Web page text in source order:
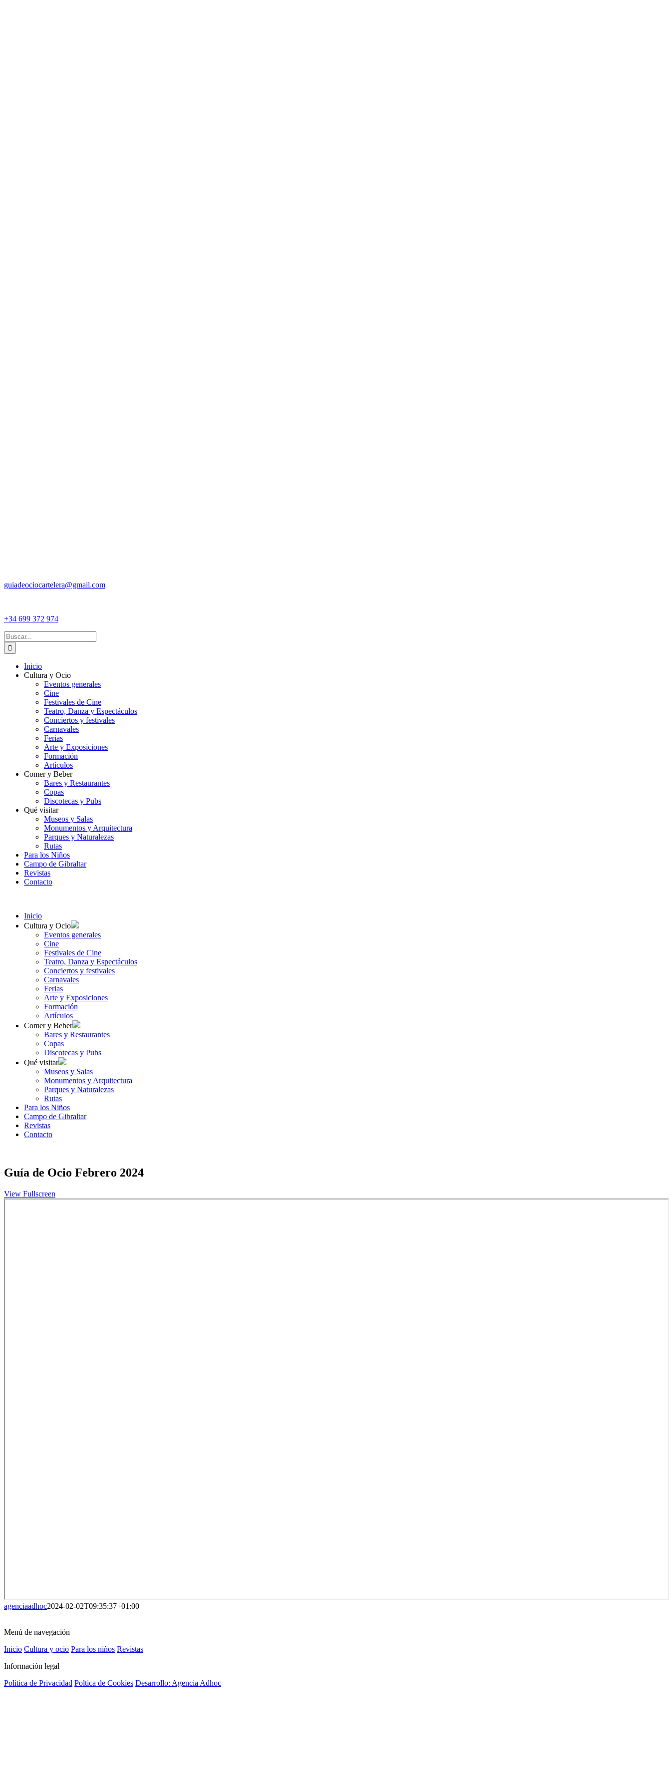
guiadeociocartelera@gmail.com
+34 699 372 974
Buscar:
Inicio
Cultura y Ocio
Eventos generales
Cine
Festivales de Cine
Teatro, Danza y Espectáculos
Conciertos y festivales
Carnavales
Ferias
Arte y Exposiciones
Formación
Artículos
Comer y Beber
Bares y Restaurantes
Copas
Discotecas y Pubs
Qué visitar
Museos y Salas
Monumentos y Arquitectura
Parques y Naturalezas
Rutas
Para los Niños
Campo de Gibraltar
Revistas
Contacto
Inicio
Cultura y Ocio
Eventos generales
Cine
Festivales de Cine
Teatro, Danza y Espectáculos
Conciertos y festivales
Carnavales
Ferias
Arte y Exposiciones
Formación
Artículos
Comer y Beber
Bares y Restaurantes
Copas
Discotecas y Pubs
Qué visitar
Museos y Salas
Monumentos y Arquitectura
Parques y Naturalezas
Rutas
Para los Niños
Campo de Gibraltar
Revistas
Contacto
Guía de Ocio Febrero 2024
View Fullscreen
agenciaadhoc2024-02-02T09:35:37+01:00
Menú de navegación
Inicio Cultura y ocio Para los niños Revistas
Información legal
Política de Privacidad Poltica de Cookies Desarrollo: Agencia Adhoc